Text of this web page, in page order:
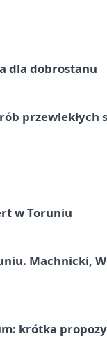
dla dobrostanu
przewlekłych
w Toruniu
Machnicki,
krótka